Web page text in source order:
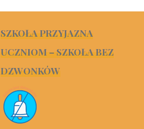
SZKOŁA PRZYJAZNA
UCZNIOM – SZKOŁA BEZ
DZWONKÓW